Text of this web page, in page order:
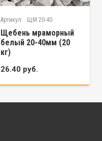
Артикул: ЩМ 20-40
Щебень мраморный
белый 20-40мм (20
кг)
26.40 руб.